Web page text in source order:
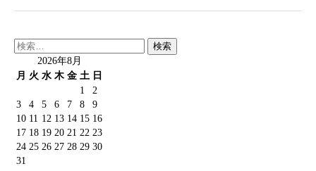
検
索:
2026年8月
月 火 水 木 金 土 日
1
2
3
4 5 6 7 8
9
10 11 12 13 14 15 16
17 18 19 20 21 22 23
24 25 26 27 28 29 30
31